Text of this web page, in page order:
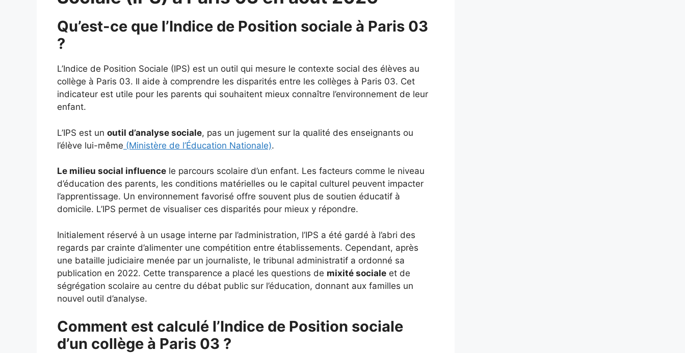
Qu’est-ce que l’Indice de Position sociale à Paris 03
?
L’Indice de Position Sociale (IPS) est un outil qui mesure le contexte social des élèves au
collège à Paris 03. Il aide à comprendre les disparités entre les collèges à Paris 03. Cet
indicateur est utile pour les parents qui souhaitent mieux connaître l’environnement de leur
enfant.
L’IPS est un outil d’analyse sociale, pas un jugement sur la qualité des enseignants ou
l’élève lui-même (Ministère de l’Éducation Nationale).
Le milieu social influence le parcours scolaire d’un enfant. Les facteurs comme le niveau
d’éducation des parents, les conditions matérielles ou le capital culturel peuvent impacter
l’apprentissage. Un environnement favorisé offre souvent plus de soutien éducatif à
domicile. L’IPS permet de visualiser ces disparités pour mieux y répondre.
Initialement réservé à un usage interne par l’administration, l’IPS a été gardé à l’abri des
regards par crainte d’alimenter une compétition entre établissements. Cependant, après
une bataille judiciaire menée par un journaliste, le tribunal administratif a ordonné sa
publication en 2022. Cette transparence a placé les questions de mixité sociale et de
ségrégation scolaire au centre du débat public sur l’éducation, donnant aux familles un
nouvel outil d’analyse.
Comment est calculé l’Indice de Position sociale
d’un collège à Paris 03 ?